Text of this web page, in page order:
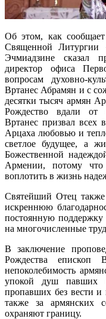
Об этом, как
Священной Литургии
Эчмиадзине сказал
директор офиса
вопросам духовно-
Вртанес Абрамян и с
десятки тысяч армян
Рождество вдали от
Вртанес призвал всех
Арцаха любовью и
светлое будущее, а
Божественной
Армении, потому
воплотить в жизнь
Святейший Отец
искреннюю
постоянную
на многочисленные
В заключение
Рождества епископ
непоколебимость
упокой душ павших
пропавших без вести и
также за армянских
охраняют границу.